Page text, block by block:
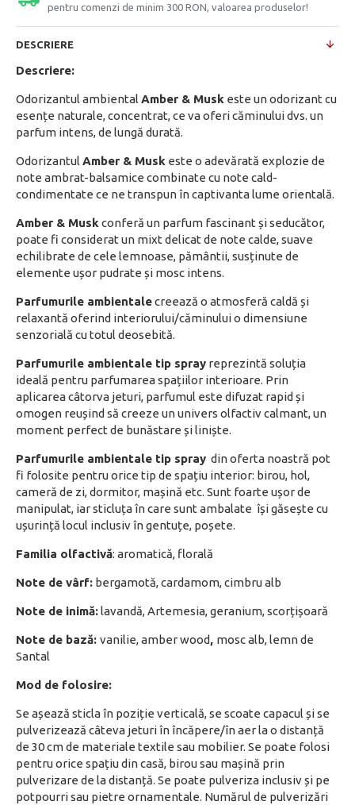
pentru comenzi de minim 300 RON, valoarea produselor!
DESCRIERE
Descriere:
Odorizantul ambiental Amber & Musk este un odorizant cu
esențe naturale, concentrat, ce va oferi căminului dvs. un
parfum intens, de lungă durată.
Odorizantul Amber & Musk este o adevărată explozie de
note ambrat-balsamice combinate cu note cald-
condimentate ce ne transpun în captivanta lume orientală.
Amber & Musk conferă un parfum fascinant și seducător,
poate fi considerat un mixt delicat de note calde, suave
echilibrate de cele lemnoase, pământii, susținute de
elemente ușor pudrate și mosc intens.
Parfumurile ambientalecreează o atmosferă caldă și
relaxantă oferind interiorului/căminului o dimensiune
senzorială cu totul deosebită.
Parfumurile ambientale tip spray reprezintă soluția
ideală pentru parfumarea spațiilor interioare. Prin
aplicarea câtorva jeturi, parfumul este difuzat rapid și
omogen reușind să creeze un univers olfactiv calmant, un
moment perfect de bunăstare și liniște.
Parfumurile ambientale tip spray din oferta noastră pot
fi folosite pentru orice tip de spațiu interior: birou, hol,
cameră de zi, dormitor, mașină etc. Sunt foarte ușor de
manipulat, iar sticluța în care sunt ambalate își găsește cu
ușurință locul inclusiv în gentuțe, poșete.
Familia olfactivă: aromatică, florală
Note de vârf: bergamotă, cardamom, cimbru alb
Note de inimă:lavandă, Artemesia, geranium, scorțișoară
Note de bază: vanilie, amber wood, mosc alb, lemn de
Santal
Mod de folosire:
Se așează sticla în poziție verticală, se scoate capacul și se
pulverizează câteva jeturi în încăpere/în aer la o distanță
de 30 cm de materiale textile sau mobilier. Se poate folosi
pentru orice spațiu din casă, birou sau mașină prin
pulverizare de la distanță. Se poate pulveriza inclusiv și pe
potpourri sau pietre ornamentale. Numărul de pulverizări